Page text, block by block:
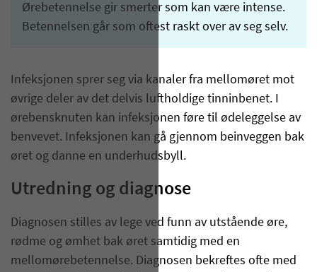
Ørebetennelse gir smerter som kan være intense.
Betennelsen går som oftest raskt over av seg selv.
​​​​​​​​​​​​​​​​​​​​​​​​​​​​​Infeksjonen sprer seg via kanaler fra mellomøret mot
øvrige deler av det delvis luftholdige tinninbenet. I
ørebensknuten kan infeksjonen føre til ødeleggelse av
benvevet. Infeksjonen kan gå gjennom beinveggen bak
øret og danne en underhudsbyll.
Utredning og diagnose
​Diagnosen stilles av lege ved funn av utstående øre,
rødme og ømhet bak øret samtidig med en
mellomørebetennelse. Diagnosen bekreftes ofte med